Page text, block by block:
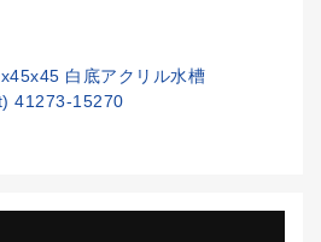
白底アクリル水槽
41273-15270